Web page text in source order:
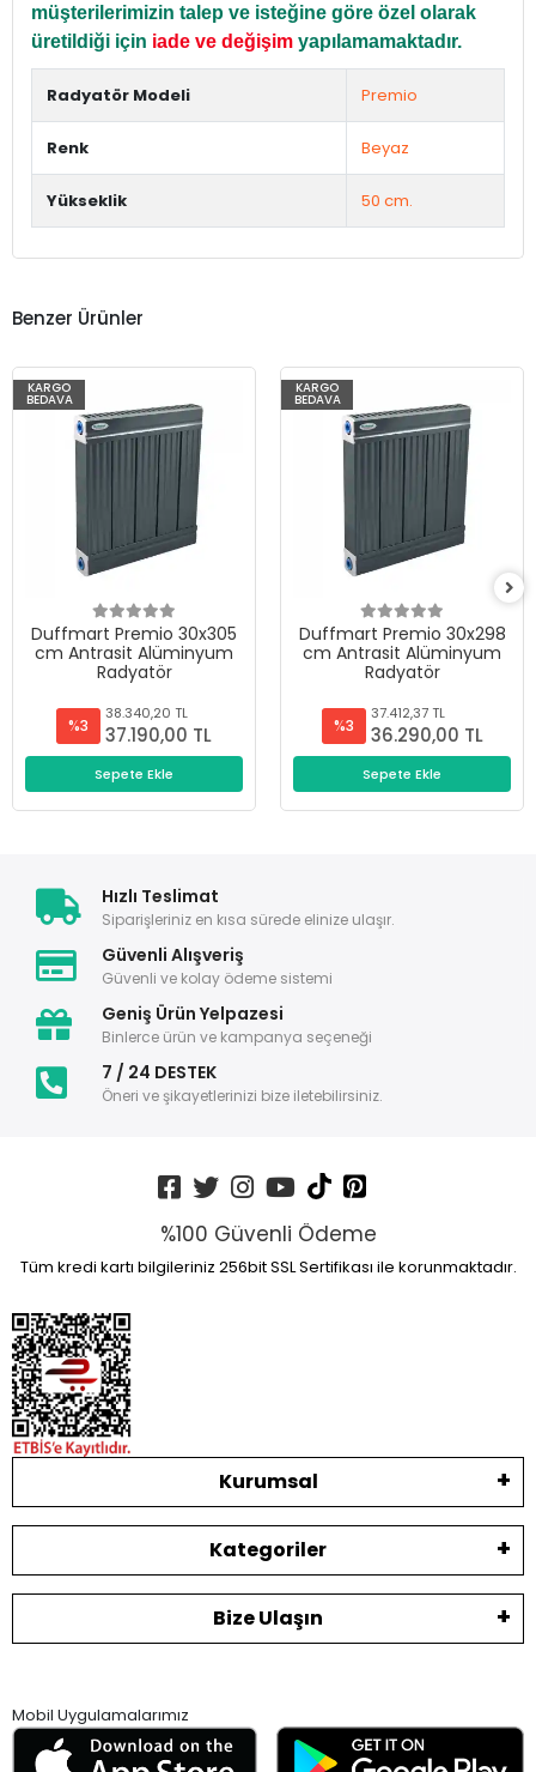
müşterilerimizin talep ve isteğine göre özel olarak
üretildiği için iade ve değişim yapılamamaktadır.
Radyatör Modeli Premio
Renk Beyaz
Yükseklik 50 cm.
Benzer Ürünler
KARGO
BEDAVA
Duffmart Premio 30x305
cm Antrasit Alüminyum
Radyatör
%3
38.340,20 TL
37.190,00 TL
Sepete Ekle
KARGO
BEDAVA
Duffmart Premio 30x298
cm Antrasit Alüminyum
Radyatör
%3
37.412,37 TL
36.290,00 TL
Sepete Ekle
Hızlı Teslimat
Siparişleriniz en kısa sürede elinize ulaşır.
Güvenli Alışveriş
Güvenli ve kolay ödeme sistemi
Geniş Ürün Yelpazesi
Binlerce ürün ve kampanya seçeneği
7 / 24 DESTEK
Öneri ve şikayetlerinizi bize iletebilirsiniz.
%100 Güvenli Ödeme
Tüm kredi kartı bilgileriniz 256bit SSL Sertifikası ile korunmaktadır.
Kurumsal
Kategoriler
Bize Ulaşın
Mobil Uygulamalarımız